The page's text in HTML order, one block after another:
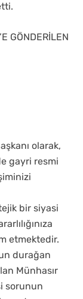
GÖNDERİLEN
olarak,
gayri resmi
bir siyasi
etmektedir.
durağan
Münhasır
sorunun